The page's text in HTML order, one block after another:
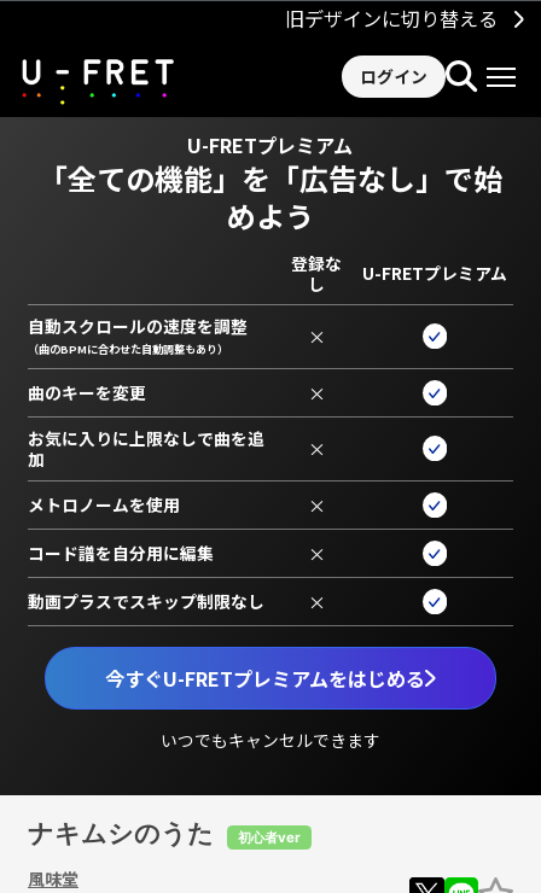
旧デザインに切り替える
ログイン
U-FRETプレミアム
「全ての機能」を 「広告なし」で始
めよう
今すぐU-FRETプレミアムをはじめる
いつでもキャンセルできます
登録な
し
U-FRETプレミアム
自動スクロールの速度を調整
（曲のBPMに合わせた自動調整もあり） ×
曲のキーを変更 ×
お気に入りに上限なしで曲を追
加
×
メトロノームを使用 ×
コード譜を自分用に編集 ×
動画プラスでスキップ制限なし ×
ナキムシのうた 初心者ver
風味堂